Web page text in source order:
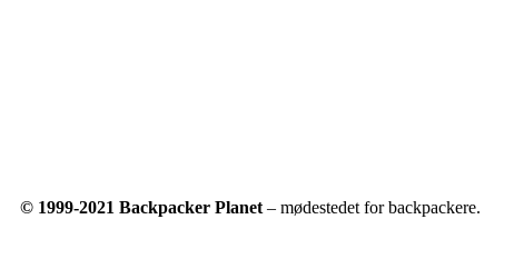
© 1999-2021 Backpacker Planet – mødestedet for backpackere.